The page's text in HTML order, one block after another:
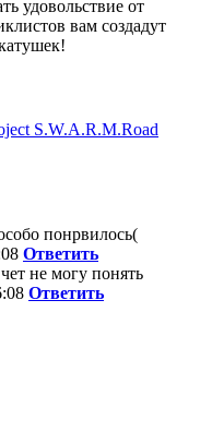
удовольствие от
вам создадут
S.W.A.R.M.Road
понрвилось(
Ответить
не могу понять
Ответить